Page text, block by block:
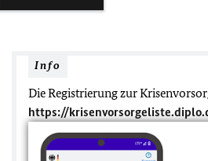
Info
Die Registrierung zur
https://